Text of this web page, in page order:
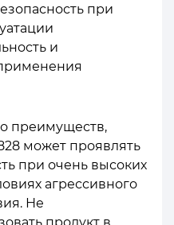
при
и
преимуществ,
может проявлять
при очень высоких
агрессивного
Не
продукт в